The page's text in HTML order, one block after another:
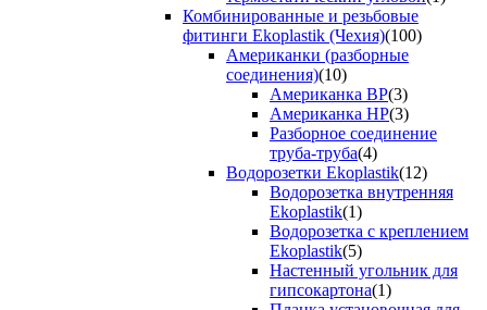
Комбинированные и резьбовые
фитинги Ekoplastik (Чехия)(100)
Американки (разборные
соединения)(10)
Американка ВР(3)
Американка НР(3)
Разборное соединение
труба-труба(4)
Водорозетки Ekoplastik(12)
Водорозетка внутренняя
Ekoplastik(1)
Водорозетка с креплением
Ekoplastik(5)
Настенный угольник для
гипсокартона(1)